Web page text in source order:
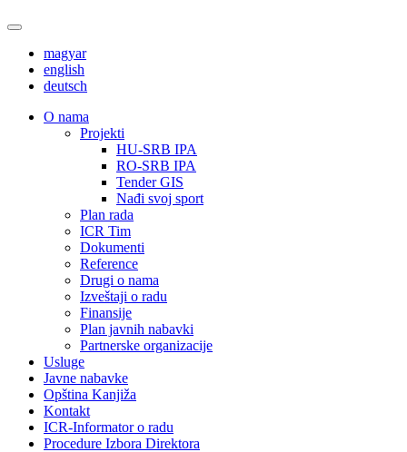
magyar
english
deutsch
О nama
Projekti
HU-SRB IPA
RO-SRB IPA
Tender GIS
Nađi svoj sport
Plan rada
ICR Tim
Dokumenti
Reference
Drugi o nama
Izveštaji o radu
Finansije
Plan javnih nabavki
Partnerske organizacije
Usluge
Javne nabavke
Opština Kanjiža
Kontakt
ICR-Informator o radu
Procedure Izbora Direktora